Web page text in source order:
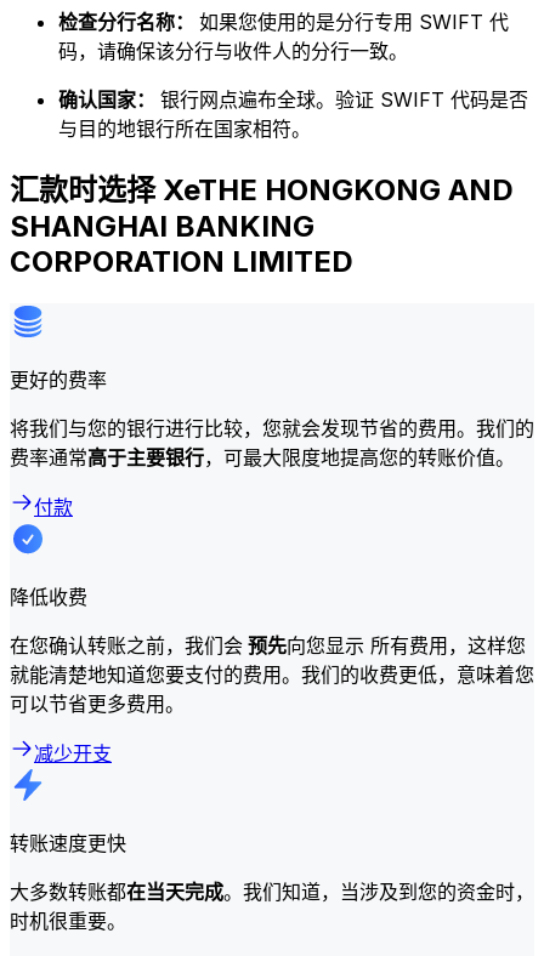
检查分行名称： 如果您使用的是分行专用 SWIFT 代
码，请确保该分行与收件人的分行一致。
确认国家： 银行网点遍布全球。验证 SWIFT 代码是否
与目的地银行所在国家相符。
汇款时选择 XeTHE HONGKONG AND
SHANGHAI BANKING
CORPORATION LIMITED
更好的费率
将我们与您的银行进行比较，您就会发现节省的费用。我们的
费率通常高于主要银行，可最大限度地提高您的转账价值。
付款
降低收费
在您确认转账之前，我们会 预先向您显示 所有费用，这样您
就能清楚地知道您要支付的费用。我们的收费更低，意味着您
可以节省更多费用。
减少开支
转账速度更快
大多数转账都在当天完成。我们知道，当涉及到您的资金时，
时机很重要。